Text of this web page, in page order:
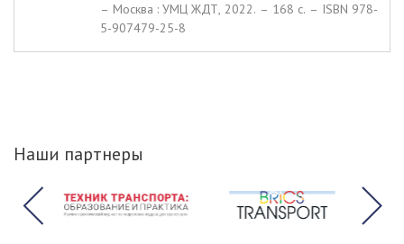
– Москва : УМЦ ЖДТ, 2022. – 168 c. – ISBN 978-
5-907479-25-8
Наши партнеры